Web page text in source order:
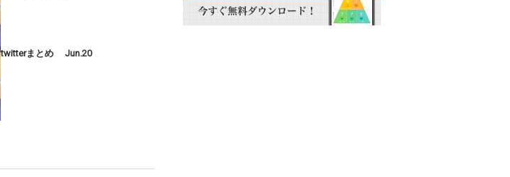
twitterまとめ Jun.20